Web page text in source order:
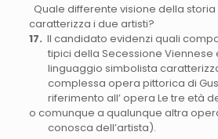
Quale differente visione della storia
caratterizza i due artisti?
17. Il candidato evidenzi quali
tipici della Secessione Viennese
linguaggio simbolista
complessa opera pittorica di
riferimento all’ opera Le tre età
o comunque a qualunque altra
conosca dell’artista).